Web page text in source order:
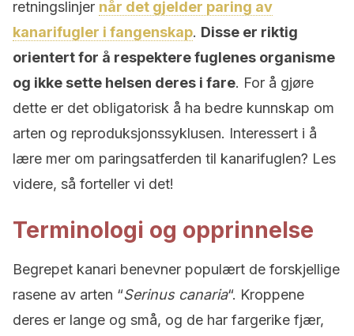
retningslinjer når det gjelder paring av
kanarifugler i fangenskap. Disse er riktig
orientert for å respektere fuglenes organisme
og ikke sette helsen deres i fare. For å gjøre
dette er det obligatorisk å ha bedre kunnskap om
arten og reproduksjonssyklusen. Interessert i å
lære mer om paringsatferden til kanarifuglen? Les
videre, så forteller vi det!
Terminologi og opprinnelse
Begrepet kanari benevner populært de forskjellige
rasene av arten “Serinus canaria“. Kroppene
deres er lange og små, og de har fargerike fjær,